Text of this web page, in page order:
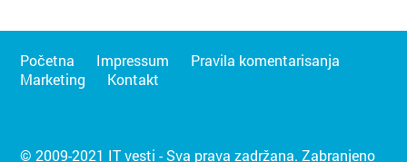
Početna Impressum
Pravila komentarisanja
Marketing
Kontakt
© 2009-2021 IT vesti - Sva prava zadržana. Zabranjeno